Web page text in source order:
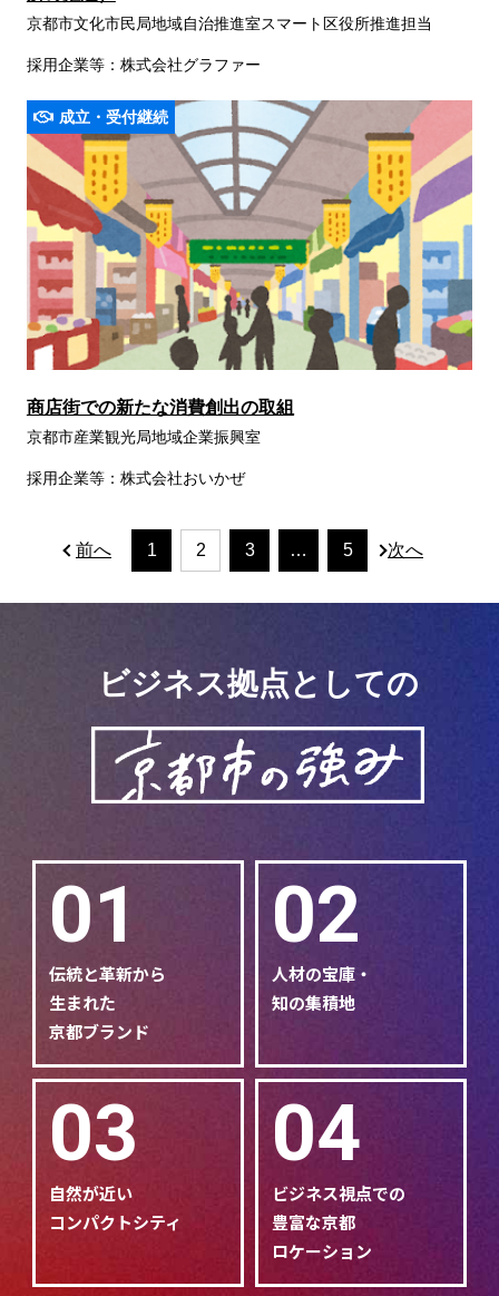
京都市文化市民局地域自治推進室スマート区役所推進担当
採用企業等：株式会社グラファー
成立・受付継続
商店街での新たな消費創出の取組
京都市産業観光局地域企業振興室
採用企業等：株式会社おいかぜ
ページナビゲーション
前へ 1 2 3 … 5 次へ
ビジネス拠点としての
01
伝統と革新から
生まれた
京都ブランド
02
人材の宝庫・
知の集積地
03
自然が近い
コンパクトシティ
04
ビジネス視点での
豊富な京都
ロケーション